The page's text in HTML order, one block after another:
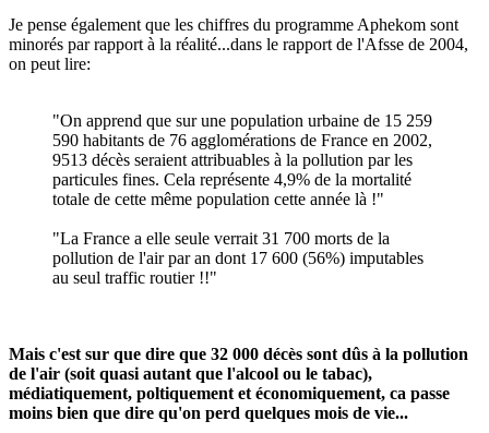
Je pense également que les chiffres du programme Aphekom sont
minorés par rapport à la réalité...dans le rapport de l'Afsse de 2004,
on peut lire:
"On apprend que sur une population urbaine de 15 259
590 habitants de 76 agglomérations de France en 2002,
9513 décès seraient attribuables à la pollution par les
particules fines. Cela représente 4,9% de la mortalité
totale de cette même population cette année là !"
"La France a elle seule verrait 31 700 morts de la
pollution de l'air par an dont 17 600 (56%) imputables
au seul traffic routier !!"
Mais c'est sur que dire que 32 000 décès sont dûs à la pollution
de l'air (soit quasi autant que l'alcool ou le tabac),
médiatiquement, poltiquement et économiquement, ca passe
moins bien que dire qu'on perd quelques mois de vie...